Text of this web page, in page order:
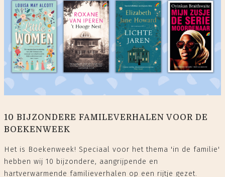
10 BIJZONDERE FAMILEVERHALEN VOOR DE
BOEKENWEEK
Het is Boekenweek! Speciaal voor het thema 'in de familie'
hebben wij 10 bijzondere, aangrijpende en
hartverwarmende familieverhalen op een rijtje gezet.